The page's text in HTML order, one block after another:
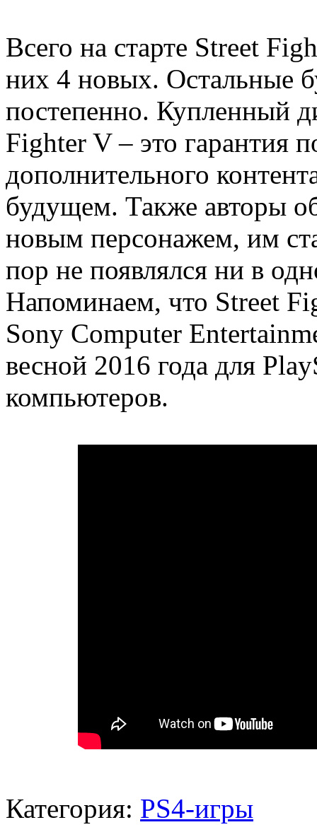
Всего на старте Street
них 4 новых. Остальные
постепенно. Купленный
Fighter V – это гарантия
дополнительного
будущем. Также авторы
новым персонажем, им
пор не появлялся ни в
Напоминаем, что Street
Sony Computer
весной 2016 года для
компьютеров.
Категория: PS4-игры